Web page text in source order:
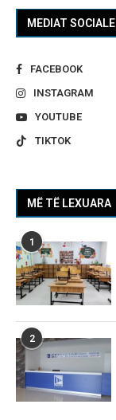
MEDIAT SOCIALE
FACEBOOK
INSTAGRAM
YOUTUBE
TIKTOK
MË TË LEXUARA
1
2